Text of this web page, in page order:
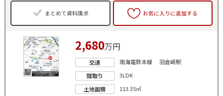
まとめて資料請求 お気に入りに追加する
2,680万円
交通
南海電鉄本線 羽倉崎駅
間取り
3LDK
土地面積
113.35㎡